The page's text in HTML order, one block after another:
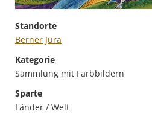
Standorte
Berner Jura
Kategorie
Sammlung mit Farbbildern
Sparte
Länder / Welt